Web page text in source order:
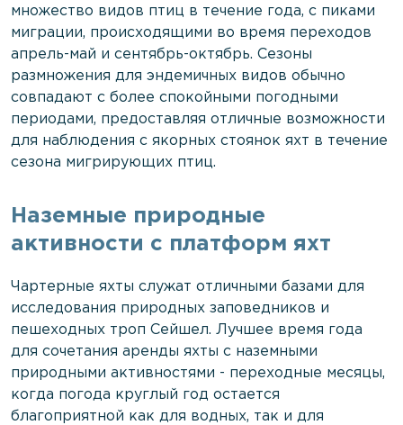
множество видов птиц в течение года, с пиками
миграции, происходящими во время переходов
апрель-май и сентябрь-октябрь. Сезоны
размножения для эндемичных видов обычно
совпадают с более спокойными погодными
периодами, предоставляя отличные возможности
для наблюдения с якорных стоянок яхт в течение
сезона мигрирующих птиц.
Наземные природные
активности с платформ яхт
Чартерные яхты служат отличными базами для
исследования природных заповедников и
пешеходных троп Сейшел. Лучшее время года
для сочетания аренды яхты с наземными
природными активностями - переходные месяцы,
когда погода круглый год остается
благоприятной как для водных, так и для